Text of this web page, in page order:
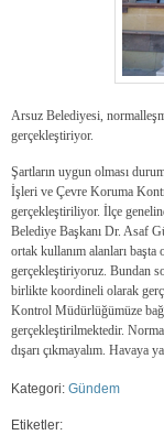
Arsuz Belediyesi,
gerçekleştiriyor.
Şartların uygun olması
İşleri ve Çevre Koruma
gerçekleştiriliyor. İlçe
Belediye Başkanı Dr. Asaf
ortak kullanım alanları
gerçekleştiriyoruz. Bundan
birlikte koordineli olarak
Kontrol Müdürlüğümüze
gerçekleştirilmektedir.
dışarı çıkmayalım. Havaya
Kategori: Gündem
Etiketler: